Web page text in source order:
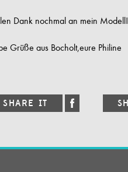
Dank nochmal an mein Modell!
Grüße aus Bocholt,eure Philine